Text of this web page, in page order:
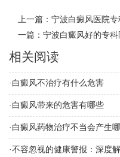
上一篇： 宁波白癜风医院
一篇： 宁波白癜风好的专
相关阅读
· 白癜风不治疗有什么危害
· 白癜风带来的危害有哪些
· 白癜风药物治疗不当会产生
·不容忽视的健康警报：深度